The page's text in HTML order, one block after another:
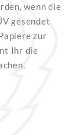
wenn die
gesendet
zur
Ihr die